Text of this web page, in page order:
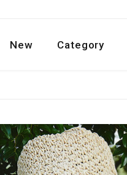
New Category